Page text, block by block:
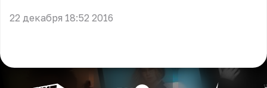
22 декабря 18:52 2016